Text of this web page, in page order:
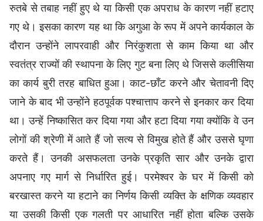
रुतबे से तबाह नहीं हुए थे या किसी एक अपराध के कारण नहीं हटाए
गए थे। इसका कारण यह था कि अगुआ के रूप में अपने कार्यकाल के
दौरान उन्होंने लापरवाही और निरंकुशता से काम किया था और
स्वतंत्र राज्यों की स्थापना के लिए गुट बना लिए थे जिससे कलीसिया
का कार्य बुरी तरह बाधित हुआ। काट-छाँट करने और चेतावनी दिए
जाने के बाद भी उन्होंने हठपूर्वक पश्चात्ताप करने से इनकार कर दिया
था। उन्हें निष्कासित कर दिया गया और हटा दिया गया क्योंकि वे उन
लोगों की श्रेणी में आते हैं जो सत्य से विमुख होते हैं और उससे घृणा
करते हैं। उनकी असफलता उनके प्रकृति सार और उनके द्वारा
अपनाए गए मार्ग से निर्धारित हुई। परमेश्वर के घर में किसी को
बरखास्त करने या हटाने का निर्णय किसी व्यक्ति के क्षणिक व्यवहार
या उसकी किसी एक गलती पर आधारित नहीं होता बल्कि उसके